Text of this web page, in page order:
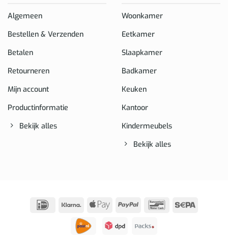
Algemeen
Bestellen & Verzenden
Betalen
Retourneren
Mijn account
Productinformatie
Bekijk alles
Woonkamer
Eetkamer
Slaapkamer
Badkamer
Keuken
Kantoor
Kindermeubels
Bekijk alles
IDeal Klarna
Apple
PayPal Bancontact